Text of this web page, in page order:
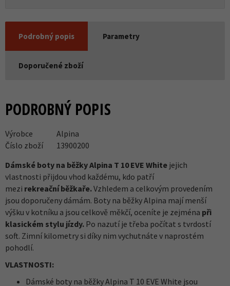
Podrobný popis Parametry
Doporučené zboží
PODROBNÝ POPIS
Výrobce
Alpina
Číslo zboží
13900200
Dámské boty na běžky Alpina T 10 EVE White jejich
vlastnosti přijdou vhod každému, kdo patří
mezi rekreačníběžkaře.Vzhledem a celkovým provedením
jsou doporučeny dámám. Boty na běžky Alpina mají menší
výšku v kotníku a jsou celkově měkčí, oceníte je zejména při
klasickém stylu jízdy. Po nazutí je třeba počítat s tvrdostí
soft. Zimní kilometry si díky nim vychutnáte v naprostém
pohodlí.
VLASTNOSTI:
Dámské boty na běžky Alpina T 10 EVE White jsou